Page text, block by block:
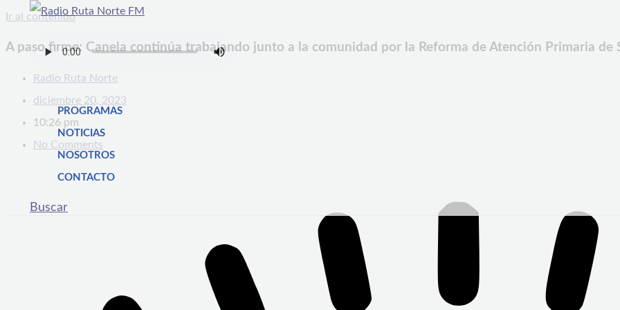
Ir al contenido
PROGRAMAS
NOTICIAS
NOSOTROS
CONTACTO
Buscar
A paso firme: Canela continúa trabajando junto a la comunidad por la Reforma de Atención Primaria de
Radio Ruta Norte
diciembre 20, 2023
10:26 pm
No Comments